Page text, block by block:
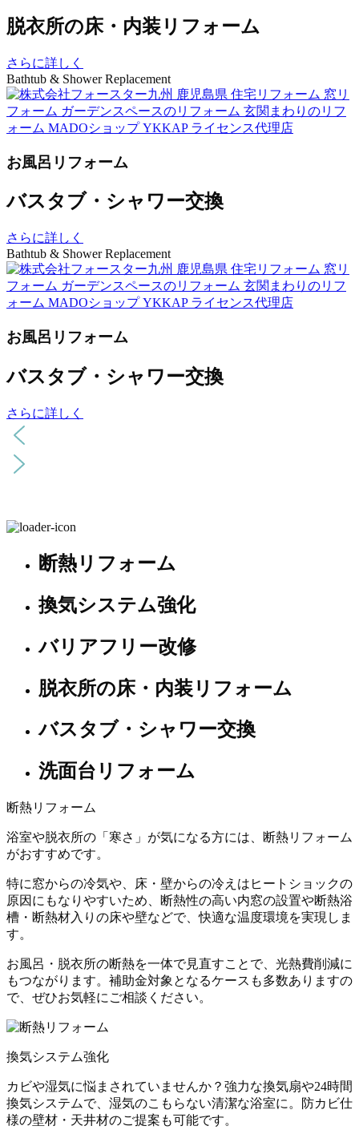
脱衣所の床・内装リフォーム
さらに詳しく
Bathtub & Shower Replacement
お風呂リフォーム
バスタブ・シャワー交換
さらに詳しく
Bathtub & Shower Replacement
お風呂リフォーム
バスタブ・シャワー交換
さらに詳しく
断熱リフォーム
換気システム強化
バリアフリー改修
脱衣所の床・内装リフォーム
バスタブ・シャワー交換
洗面台リフォーム
断熱リフォーム
浴室や脱衣所の「寒さ」が気になる方には、断熱リフォーム
がおすすめです。
特に窓からの冷気や、床・壁からの冷えはヒートショックの
原因にもなりやすいため、断熱性の高い内窓の設置や断熱浴
槽・断熱材入りの床や壁などで、快適な温度環境を実現しま
す。
お風呂・脱衣所の断熱を一体で見直すことで、光熱費削減に
もつながります。補助金対象となるケースも多数ありますの
で、ぜひお気軽にご相談ください。
換気システム強化
カビや湿気に悩まされていませんか？強力な換気扇や24時間
換気システムで、湿気のこもらない清潔な浴室に。防カビ仕
様の壁材・天井材のご提案も可能です。